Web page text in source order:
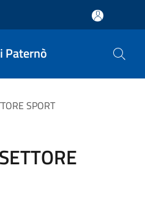
Paternò
SPORT